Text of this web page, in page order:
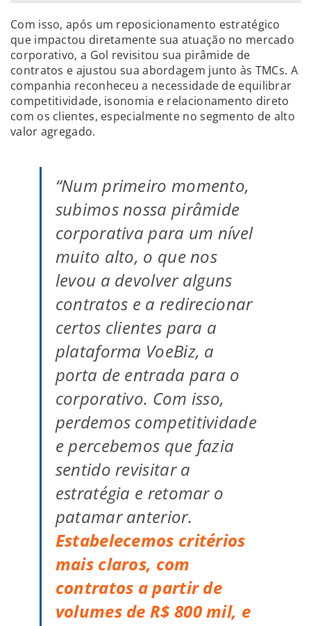
Com isso, após um reposicionamento estratégico
que impactou diretamente sua atuação no mercado
corporativo, a Gol revisitou sua pirâmide de
contratos e ajustou sua abordagem junto às TMCs. A
companhia reconheceu a necessidade de equilibrar
competitividade, isonomia e relacionamento direto
com os clientes, especialmente no segmento de alto
valor agregado.
“Num primeiro momento,
subimos nossa pirâmide
corporativa para um nível
muito alto, o que nos
levou a devolver alguns
contratos e a redirecionar
certos clientes para a
plataforma VoeBiz, a
porta de entrada para o
corporativo. Com isso,
perdemos competitividade
e percebemos que fazia
sentido revisitar a
estratégia e retomar o
patamar anterior.
Estabelecemos critérios
mais claros, com
contratos a partir de
volumes de R$ 800 mil, e